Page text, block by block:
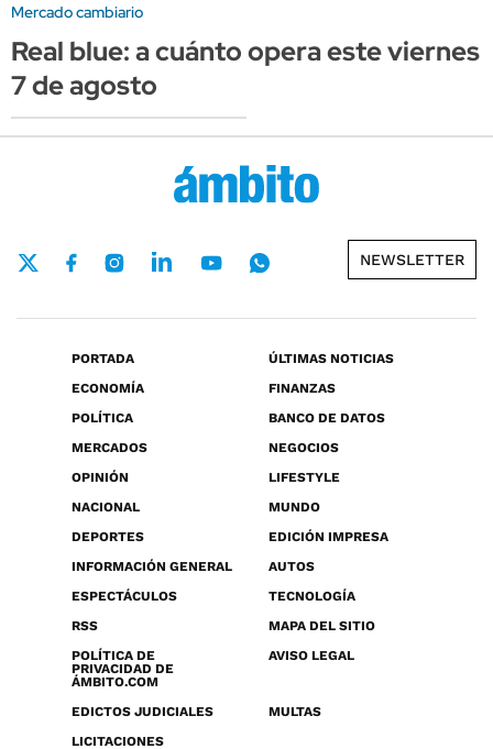
Mercado cambiario
Real blue: a cuánto opera este viernes
7 de agosto
NEWSLETTER
PORTADA
ÚLTIMAS NOTICIAS
ECONOMÍA
FINANZAS
POLÍTICA
BANCO DE DATOS
MERCADOS
NEGOCIOS
OPINIÓN
LIFESTYLE
NACIONAL
MUNDO
DEPORTES
EDICIÓN IMPRESA
INFORMACIÓN GENERAL
AUTOS
ESPECTÁCULOS
TECNOLOGÍA
RSS
MAPA DEL SITIO
POLÍTICA DE
PRIVACIDAD DE
ÁMBITO.COM
AVISO LEGAL
EDICTOS JUDICIALES
MULTAS
LICITACIONES